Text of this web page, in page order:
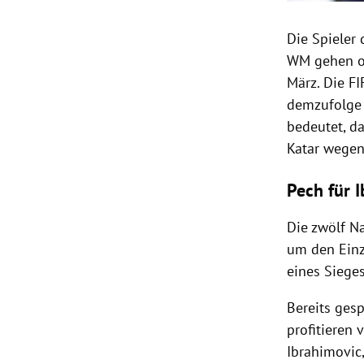
Die Spieler
WM gehen
März. Die
bedeutet,
Katar
Pech für
Die zwölf
um den
eines
Bereits
profitieren